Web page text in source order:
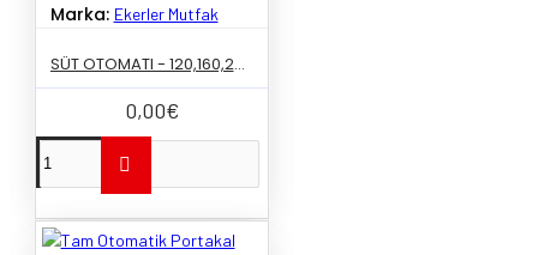
Marka: Ekerler Mutfak
SÜT OTOMATI - 120,160,250 BARDAK
0,00€